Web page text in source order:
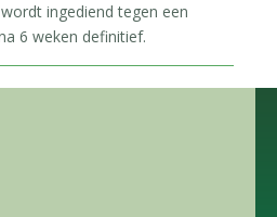
ingediend tegen een
6 weken definitief.